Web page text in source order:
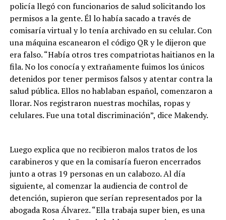
policía llegó con funcionarios de salud solicitando los
permisos a la gente. Él lo había sacado a través de
comisaría virtual y lo tenía archivado en su celular. Con
una máquina escanearon el código QR y le dijeron que
era falso. “Había otros tres compatriotas haitianos en la
fila. No los conocía y extrañamente fuimos los únicos
detenidos por tener permisos falsos y atentar contra la
salud pública. Ellos no hablaban español, comenzaron a
llorar. Nos registraron nuestras mochilas, ropas y
celulares. Fue una total discriminación”, dice Makendy.
Luego explica que no recibieron malos tratos de los
carabineros y que en la comisaría fueron encerrados
junto a otras 19 personas en un calabozo. Al día
siguiente, al comenzar la audiencia de control de
detención, supieron que serían representados por la
abogada Rosa Álvarez. “Ella trabaja super bien, es una